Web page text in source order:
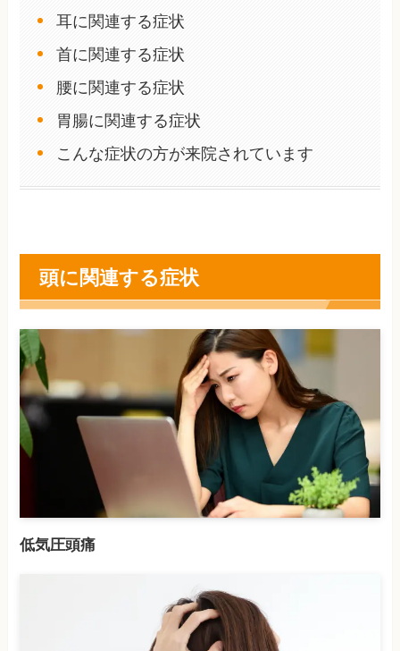
耳に関連する症状
首に関連する症状
腰に関連する症状
胃腸に関連する症状
こんな症状の方が来院されています
頭に関連する症状
低気圧頭痛